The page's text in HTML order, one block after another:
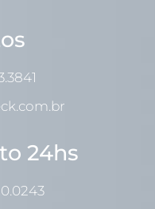
24hs